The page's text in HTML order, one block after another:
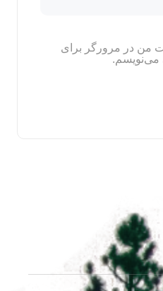
در مرورگر برای